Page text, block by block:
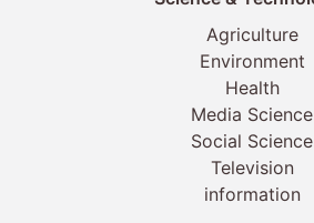
Agriculture
Environment
Health
Media Science
Social Science
Television
information